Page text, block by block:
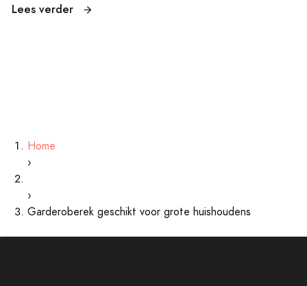
Lees verder
Home
›
›
Garderoberek geschikt voor grote huishoudens